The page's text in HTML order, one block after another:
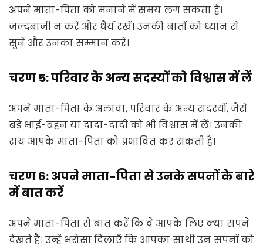
अपने माता-पिता को मनाने में समय लग सकता है।
जल्दबाजी न करें और धैर्य रखें। उनकी बातों को ध्यान से
सुनें और उनका सम्मान करें।
चरण 5: परिवार के अन्य सदस्यों को विश्वास में लें
अपने माता-पिता के अलावा, परिवार के अन्य सदस्यों, जैसे
बड़े भाई-बहन या दादा-दादी को भी विश्वास में लें। उनकी
राय आपके माता-पिता को प्रभावित कर सकती है।
चरण 6: अपने माता-पिता से उनके सपनों के बारे
में बात करें
अपने माता-पिता से बात करें कि वे आपके लिए क्या सपने
देखते हैं। उन्हें भरोसा दिलाएँ कि आपका साथी उन सपनों को